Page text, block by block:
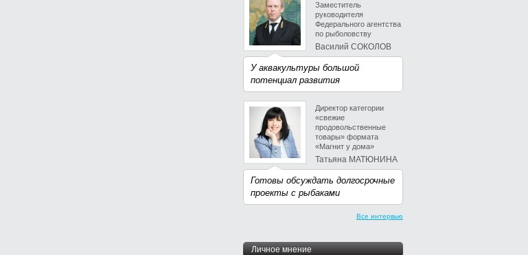
Заместитель
руководителя
Федерального агентства
по рыболовству
Василий СОКОЛОВ
У аквакультуры большой
потенциал развития
Директор категории
«свежие
продовольственные
товары» формата
«Магнит у дома»
Татьяна МАТЮНИНА
Готовы обсуждать долгосрочные
проекты с рыбаками
Все интервью
Личное мнение